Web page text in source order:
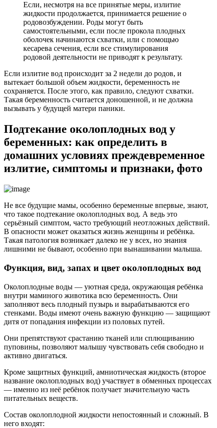
Если, несмотря на все принятые меры, излитие
жидкости продолжается, принимается решение о
родовозбуждении. Роды могут быть
самостоятельными, если после прокола плодных
оболочек начинаются схватки, или с помощью
кесарева сечения, если все стимулирования
родовой деятельности не приводят к результату.
Если излитие вод происходит за 2 недели до родов, и
вытекает большой объем жидкости, беременность не
сохраняется. После этого, как правило, следуют схватки.
Такая беременность считается доношенной, и не должна
вызывать у будущей матери паники.
Подтекание околоплодных вод у
беременных: как определить в
домашних условиях преждевременное
излитие, симптомы и признаки, фото
Не все будущие мамы, особенно беременные впервые, знают,
что такое подтекание околоплодных вод. А ведь это
серьёзный симптом, часто требующий неотложных действий.
В опасности может оказаться жизнь женщины и ребёнка.
Такая патология возникает далеко не у всех, но знания
лишними не бывают, особенно при вынашивании малыша.
Функция, вид, запах и цвет околоплодных вод
Околоплодные воды — уютная среда, окружающая ребёнка
внутри маминого животика всю беременность. Они
заполняют весь плодный пузырь и вырабатываются его
стенками. Воды имеют очень важную функцию — защищают
дитя от попадания инфекции из половых путей.
Они препятствуют срастанию тканей или сплющиванию
пуповины, позволяют малышу чувствовать себя свободно и
активно двигаться.
Кроме защитных функций, амниотическая жидкость (второе
название околоплодных вод) участвует в обменных процессах
— именно из неё ребёнок получает значительную часть
питательных веществ.
Состав околоплодной жидкости непостоянный и сложный. В
него входят: